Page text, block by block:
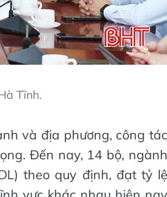
Tĩnh.
và địa phương, công tác
Đến nay, 14 bộ, ngành
theo quy định, đạt tỷ lệ